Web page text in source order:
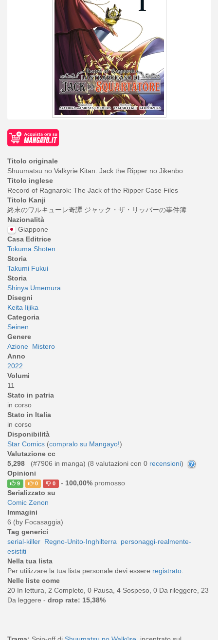
Titolo originale
Shuumatsu no Valkyrie Kitan: Jack the Ripper no Jikenbo
Titolo inglese
Record of Ragnarok: The Jack of the Ripper Case Files
Titolo Kanji
終末のワルキューレ奇譚 ジャック・ザ・リッパーの事件簿
Nazionalità
Giappone
Casa Editrice
Tokuma Shoten
Storia
Takumi Fukui
Storia
Shinya Umemura
Disegni
Keita Iijika
Categoria
Seinen
Genere
Azione Mistero
Anno
2022
Volumi
11
Stato in patria
in corso
Stato in Italia
in corso
Disponibilità
Star Comics (compralo su Mangayo!)
Valutazione cc
5,298
(#7906 in manga) (8 valutazioni con 0 recensioni)
Opinioni
9 0 0 - 100,00%promosso
Serializzato su
Comic Zenon
Immagini
6 (by Focasaggia)
Tag generici
serial-killer Regno-Unito-Inghilterra personaggi-realmente-
esistiti
Nella tua lista
Per utilizzare la tua lista personale devi essere registrato.
Nelle liste come
20 In lettura, 2 Completo, 0 Pausa, 4 Sospeso, 0 Da rileggere, 23
Da leggere - drop rate: 15,38%